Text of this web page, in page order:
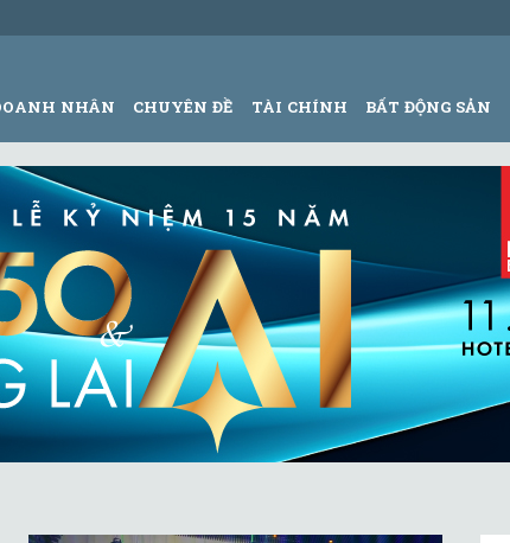
NHÂN CHUYÊN ĐỀ TÀI CHÍNH BẤT ĐỘNG SẢN